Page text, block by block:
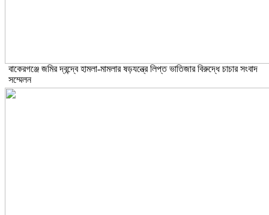
বাকেরগঞ্জে জমির দ্বন্দ্বে হামলা-মামলার ষড়যন্ত্রে লিপ্ত ভাতিজার বিরুদ্ধে চাচার সংবাদ
সম্মেলন